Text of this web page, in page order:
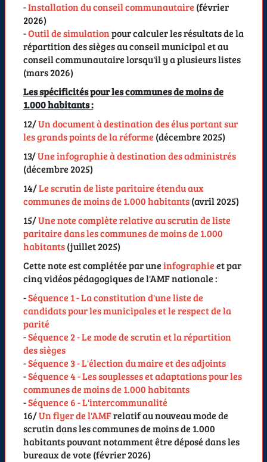
-Installation du conseil communautaire (février
2026)
-Outil de simulationpour calculer les résultats de la
répartition des sièges au conseil municipal et au
conseil communautaire lorsqu'il y a plusieurs listes
(mars 2026)
Les spécificités pour les communes de moins de
1.000 habitants :
12/Un document à destination des élus portant sur
les grands points de la réforme (décembre 2025)
13/Une infographie à destination des administrés
(décembre 2025)
14/Le scrutin de liste paritaire étendu aux
communes de moins de 1.000 habitants(avril 2025)
15/Une note complète relative au scrutin de liste
paritaire dans les communes de moins de 1.000
habitants(juillet 2025)
Cette note est complétée par uneinfographieet par
cinq vidéos pédagogiques de l'AMF nationale :
-Séquence 1 - La constitution d'une liste de
candidats pour les municipales et le respect de la
parité
-Séquence 2 - Le mode de scrutin et la répartition
des sièges
-Séquence 3 - L'élection du maire et des adjoints
-Séquence 4 - Les souplesses et adaptations pour les
communes de moins de 1.000 habitants
-Séquence 6 - L'intercommunalité
16/Un flyer de l'AMFrelatif au nouveau mode de
scrutin dans les communes de moins de 1.000
habitants pouvant notamment être déposé dans les
bureaux de vote (février 2026)